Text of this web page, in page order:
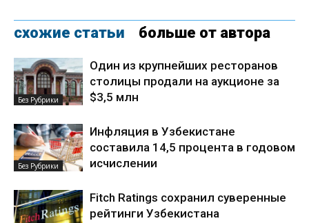
схожие статьи больше от автора
Без Рубрики
Один из крупнейших ресторанов
столицы продали на аукционе за
$3,5 млн
Без Рубрики
Инфляция в Узбекистане
составила 14,5 процента в годовом
исчислении
Fitch Ratings сохранил суверенные
рейтинги Узбекистана